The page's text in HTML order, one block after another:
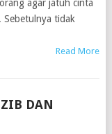
agar jatuh cinta
Sebetulnya tidak
Read More
DAN